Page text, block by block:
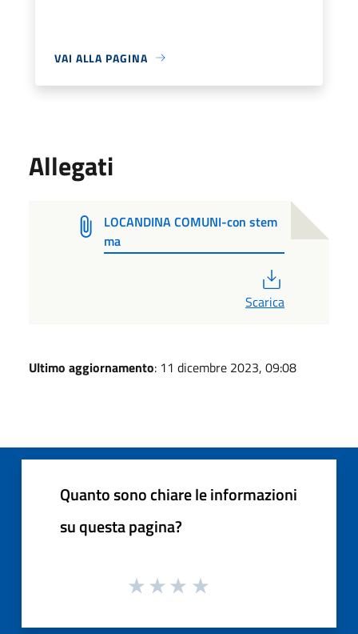
VAI ALLA PAGINA
Allegati
LOCANDINA COMUNI-con stem
ma
Scarica
Ultimo aggiornamento: 11 dicembre 2023, 09:08
Quanto sono chiare le informazioni
su questa pagina?